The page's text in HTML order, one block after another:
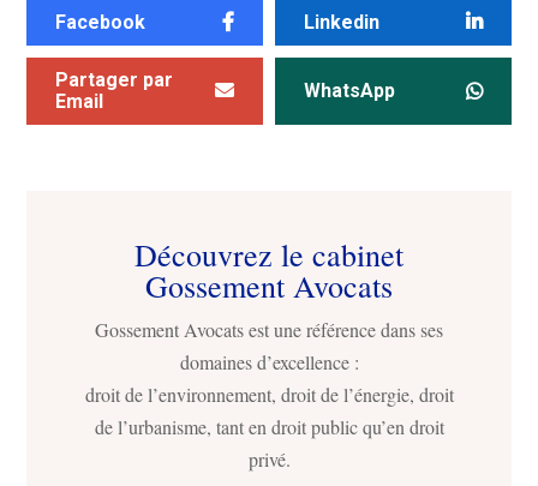
Facebook Linkedin
Partager par
Email
WhatsApp
Découvrez le cabinet
Gossement Avocats
Gossement Avocats est une référence dans ses
domaines d’excellence :
droit de l’environnement, droit de l’énergie, droit
de l’urbanisme, tant en droit public qu’en droit
privé.